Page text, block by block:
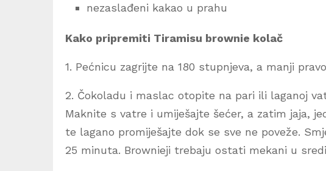
nezaslađeni kakao u prahu
Kako pripremiti Tiramisu brownie kolač
1. Pećnicu zagrijte na 180 stupnjeva, a manji
2. Čokoladu i maslac otopite na pari ili laganoj
Maknite s vatre i umiješajte šećer, a zatim jaja,
te lagano promiješajte dok se sve ne poveže.
25 minuta. Brownieji trebaju ostati mekani u